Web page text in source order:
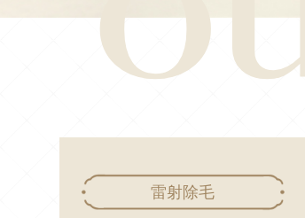
雷射除毛